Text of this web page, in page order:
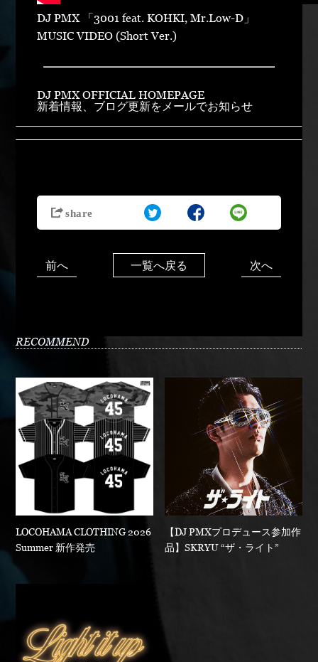
DJ PMX 「3001 feat. KOHKI, Mr.Low-D」
MUSIC VIDEO (Short Ver.)
DJ PMX OFFICIAL HOMEPAGE
新着情報、ブログ更新をメールでお知らせ
前へ 一覧へ戻る 次へ
RECOMMEND
LOCOHAMA CLOTHING 2026
Summer 新作発売
【DJ PMXプロデュース参加作
品】SKRYU “ザ・ライト”